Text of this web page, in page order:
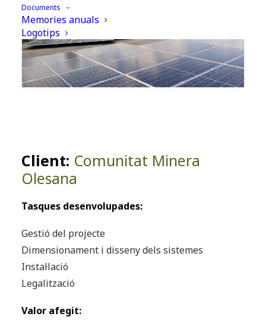
Documents
Memories anuals
Logotips
Client: Comunitat Minera
Olesana
Tasques desenvolupades:
Gestió del projecte
Dimensionament i disseny dels sistemes
Instal·lació
Legalització
Valor afegit: